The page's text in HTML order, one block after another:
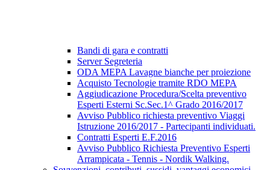
Bandi di gara e contratti
Server Segreteria
ODA MEPA Lavagne bianche per proiezione
Acquisto Tecnologie tramite RDO MEPA
Aggiudicazione Procedura/Scelta preventivo
Esperti Esterni Sc.Sec.1^ Grado 2016/2017
Avviso Pubblico richiesta preventivo Viaggi
Istruzione 2016/2017 - Partecipanti individuati.
Contratti Esperti E.F.2016
Avviso Pubblico Richiesta Preventivo Esperti
Arrampicata - Tennis - Nordik Walking.